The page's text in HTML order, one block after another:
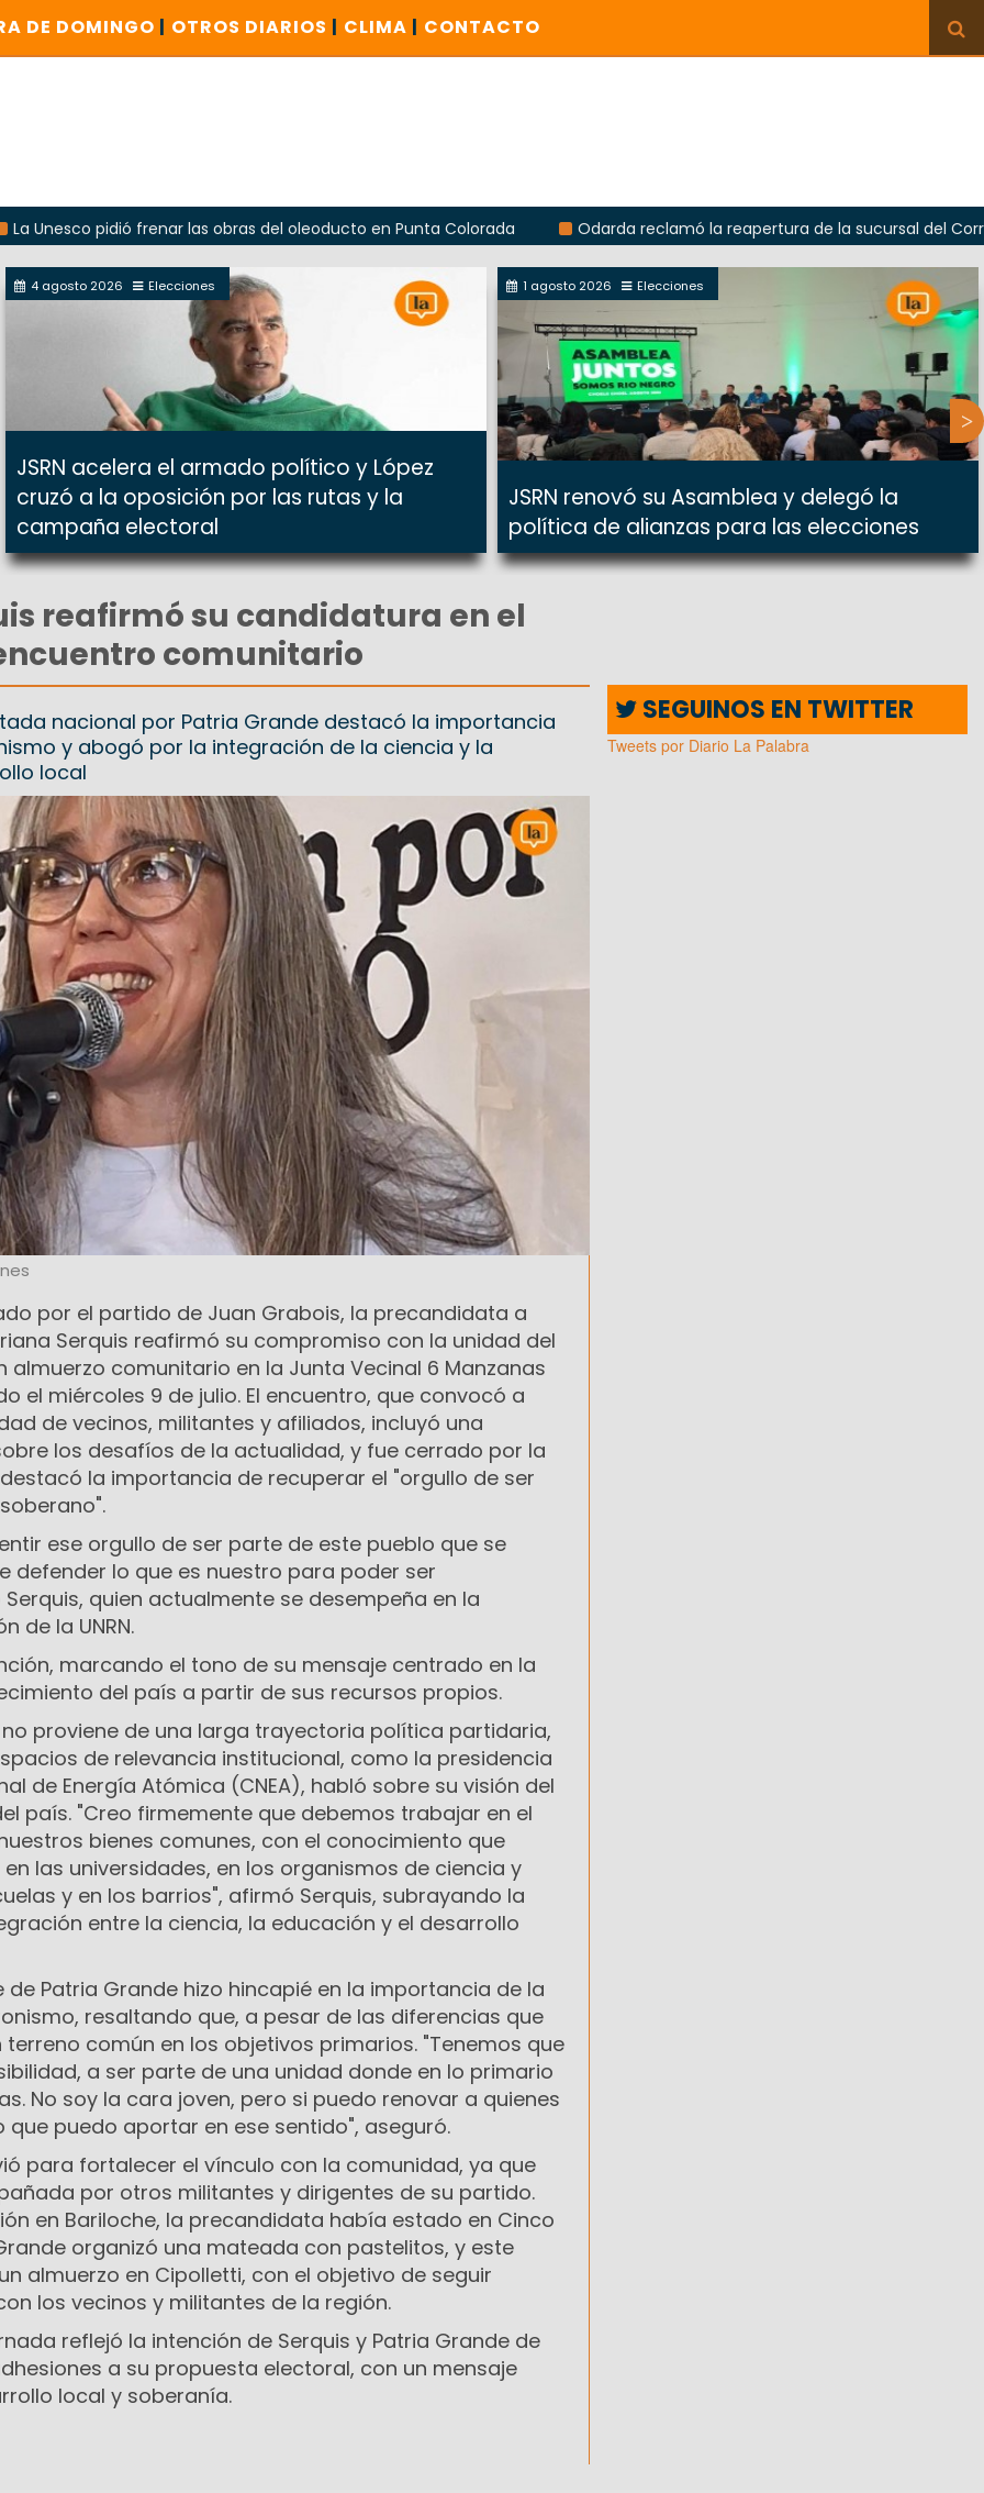
DE DOMINGO | OTROS DIARIOS | CLIMA | CONTACTO
pidió frenar las obras del oleoducto en Punta Colorada
Odarda reclamó la reapertura de la sucursal del Correo
4 agosto 2026 Elecciones
JSRN acelera el armado político y López
cruzó a la oposición por las rutas y la
campaña electoral
1 agosto 2026 Elecciones
JSRN renovó su Asamblea y delegó la
política de alianzas para las elecciones
reafirmó su candidatura en el
comunitario
nacional por Patria Grande destacó la importancia
y abogó por la integración de la ciencia y la
local
por el partido de Juan Grabois, la precandidata a
Serquis reafirmó su compromiso con la unidad del
almuerzo comunitario en la Junta Vecinal 6 Manzanas
el miércoles 9 de julio. El encuentro, que convocó a
de vecinos, militantes y afiliados, incluyó una
los desafíos de la actualidad, y fue cerrado por la
la importancia de recuperar el "orgullo de ser
ese orgullo de ser parte de este pueblo que se
defender lo que es nuestro para poder ser
quien actualmente se desempeña en la
de la UNRN.
marcando el tono de su mensaje centrado en la
del país a partir de sus recursos propios.
proviene de una larga trayectoria política partidaria,
de relevancia institucional, como la presidencia
de Energía Atómica (CNEA), habló sobre su visión del
país. "Creo firmemente que debemos trabajar en el
bienes comunes, con el conocimiento que
las universidades, en los organismos de ciencia y
y en los barrios", afirmó Serquis, subrayando la
entre la ciencia, la educación y el desarrollo
de Patria Grande hizo hincapié en la importancia de la
resaltando que, a pesar de las diferencias que
terreno común en los objetivos primarios. "Tenemos que
a ser parte de una unidad donde en lo primario
No soy la cara joven, pero si puedo renovar a quienes
que puedo aportar en ese sentido", aseguró.
para fortalecer el vínculo con la comunidad, ya que
por otros militantes y dirigentes de su partido.
en Bariloche, la precandidata había estado en Cinco
organizó una mateada con pastelitos, y este
almuerzo en Cipolletti, con el objetivo de seguir
los vecinos y militantes de la región.
reflejó la intención de Serquis y Patria Grande de
a su propuesta electoral, con un mensaje
local y soberanía.
SEGUINOS EN TWITTER
Tweets por Diario La Palabra